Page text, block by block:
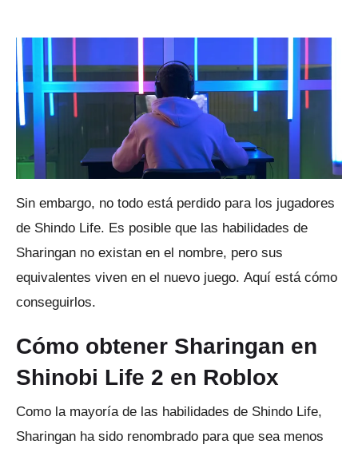
Sin embargo, no todo está perdido para los jugadores
de Shindo Life. Es posible que las habilidades de
Sharingan no existan en el nombre, pero sus
equivalentes viven en el nuevo juego. Aquí está cómo
conseguirlos.
Cómo obtener Sharingan en
Shinobi Life 2 en Roblox
Como la mayoría de las habilidades de Shindo Life,
Sharingan ha sido renombrado para que sea menos